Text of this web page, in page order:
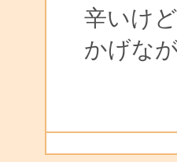
辛いけ
かげな